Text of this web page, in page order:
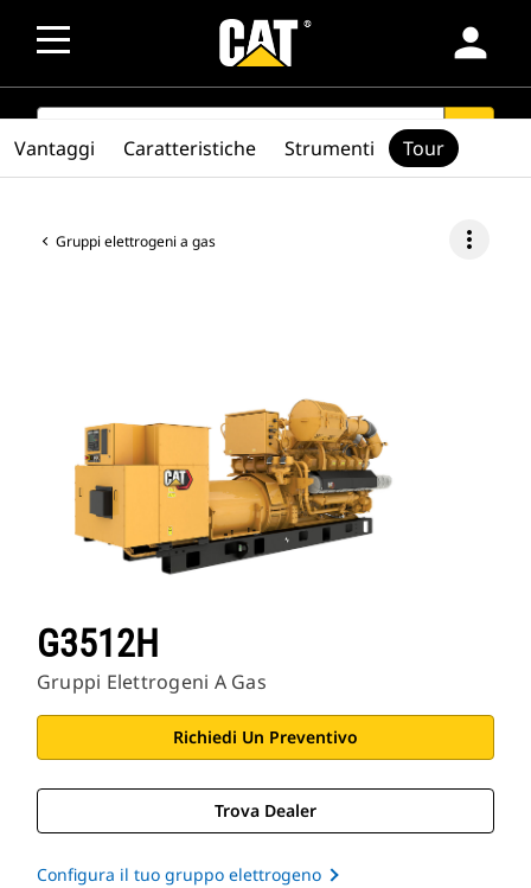
person
SEARCH search
Gruppi elettrogeni a gas more_vert
G3512H
Gruppi Elettrogeni A Gas
Richiedi Un Preventivo
Trova Dealer
Configura il tuo gruppo elettrogeno
Vantaggi Caratteristiche Strumenti Tour